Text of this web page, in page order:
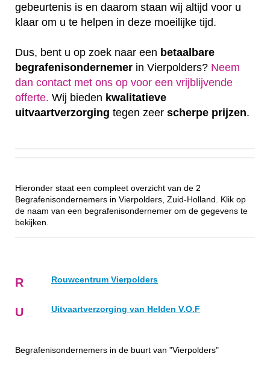
gebeurtenis is en daarom staan wij altijd voor u
klaar om u te helpen in deze moeilijke tijd.
Dus, bent u op zoek naar een betaalbare
begrafenisondernemer in Vierpolders? Neem
dan contact met ons op voor een vrijblijvende
offerte‎. Wij bieden kwalitatieve
uitvaartverzorging tegen zeer scherpe prijzen.
Hieronder staat een compleet overzicht van de 2
Begrafenisondernemers in Vierpolders, Zuid-Holland. Klik op
de naam van een begrafenisondernemer om de gegevens te
bekijken.
R Rouwcentrum Vierpolders
U Uitvaartverzorging van Helden V.O.F
Begrafenisondernemers in de buurt van "Vierpolders"